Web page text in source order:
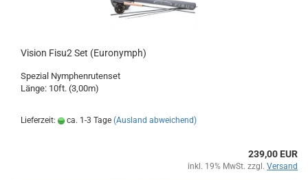
Vision Fisu2 Set (Euronymph)
Spezial Nymphenrutenset
Länge: 10ft. (3,00m)
Lieferzeit: ca. 1-3 Tage (Ausland abweichend)
239,00 EUR
inkl. 19% MwSt. zzgl. Versand